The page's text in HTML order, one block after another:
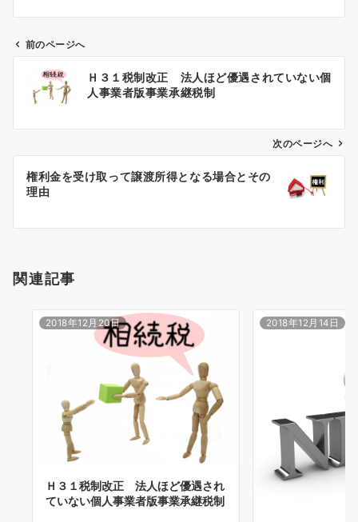
ビ
ン
前のページへ
Ｈ３１税制改正 法人ほど優遇されていない個
人事業者版事業承継税制
次のページへ
権利金を受け取って譲渡所得となる場合とその
理由
関連記事
2018年12月20日
Ｈ３１税制改正 法人ほど優遇され
ていない個人事業者版事業承継税制
2018年12月14日